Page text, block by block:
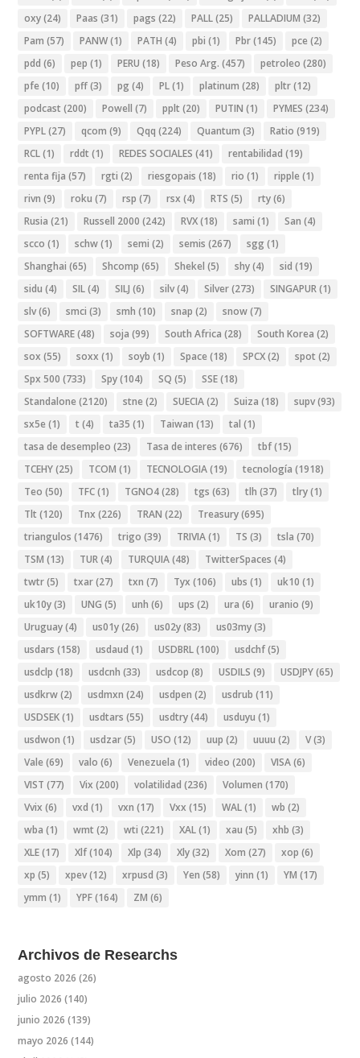
oxy(24) Paas (31) pags (22) PALL(25) PALLADIUM (32)
Pam (57) PANW(1) PATH (4) pbi (1) Pbr(145) pce (2)
pdd (6) pep (1) PERU (18) Peso Arg. (457) petroleo (280)
pfe (10) pff(3) pg (4) PL(1) platinum (28) pltr(12)
podcast (200) Powell (7) pplt (20) PUTIN (1) PYMES (234)
PYPL(27) qcom (9) Qqq (224) Quantum (3) Ratio (919)
RCL(1) rddt (1) REDES SOCIALES (41) rentabilidad (19)
renta fija (57) rgti (2) riesgopais (18) rio (1) ripple (1)
rivn (9) roku (7) rsp (7) rsx (4) RTS (5) rty(6)
Rusia (21) Russell 2000 (242) RVX(18) sami (1) San (4)
scco (1) schw(1) semi (2) semis (267) sgg (1)
Shanghai (65) Shcomp (65) Shekel (5) shy(4) sid (19)
sidu (4) SIL(4) SILJ (6) silv(4) Silver(273) SINGAPUR(1)
slv(6) smci (3) smh (10) snap (2) snow(7)
SOFTWARE(48) soja (99) South Africa (28) South Korea (2)
sox (55) soxx (1) soyb (1) Space (18) SPCX(2) spot (2)
Spx 500 (733) Spy(104) SQ (5) SSE(18)
Standalone (2120) stne (2) SUECIA(2) Suiza (18) supv(93)
sx5e (1) t (4) ta35 (1) Taiwan (13) tal (1)
tasa de desempleo (23) Tasa de interes (676) tbf(15)
TCEHY(25) TCOM (1) TECNOLOGIA(19) tecnología (1918)
Teo (50) TFC(1) TGNO4(28) tgs (63) tlh (37) tlry(1)
Tlt (120) Tnx (226) TRAN (22) Treasury(695)
triangulos (1476) trigo (39) TRIVIA(1) TS (3) tsla (70)
TSM (13) TUR(4) TURQUIA(48) TwitterSpaces (4)
twtr(5) txar(27) txn (7) Tyx (106) ubs (1) uk10 (1)
uk10y(3) UNG (5) unh (6) ups (2) ura (6) uranio (9)
Uruguay(4) us01y(26) us02y(83) us03my(3)
usdars (158) usdaud (1) USDBRL(100) usdchf(5)
usdclp (18) usdcnh (33) usdcop (8) USDILS (9) USDJPY(65)
usdkrw(2) usdmxn (24) usdpen (2) usdrub (11)
USDSEK(1) usdtars (55) usdtry(44) usduyu (1)
usdwon (1) usdzar(5) USO (12) uup (2) uuuu (2) V(3)
Vale (69) valo (6) Venezuela (1) video (200) VISA(6)
VIST (77) Vix (200) volatilidad (236) Volumen (170)
Vvix (6) vxd (1) vxn (17) Vxx (15) WAL(1) wb (2)
wba (1) wmt (2) wti (221) XAL(1) xau (5) xhb (3)
XLE(17) Xlf(104) Xlp (34) Xly(32) Xom (27) xop (6)
xp (5) xpev(12) xrpusd (3) Yen (58) yinn (1) YM (17)
ymm (1) YPF(164) ZM (6)
Archivos de Researchs
agosto 2026 (26)
julio 2026 (140)
junio 2026 (139)
mayo 2026 (144)